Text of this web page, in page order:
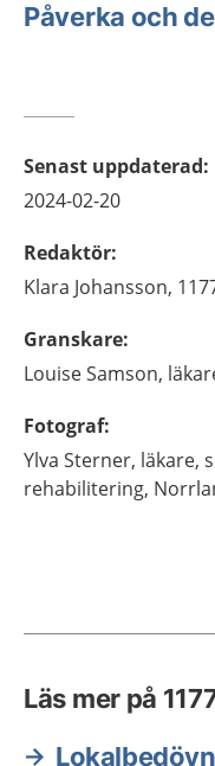
Påverka och
Senast uppdaterad:
2024-02-20
Redaktör:
Klara Johansson,
Granskare:
LouiseSamson,
Fotograf:
Ylva Sterner, läkare,
rehabilitering,
Läs mer på